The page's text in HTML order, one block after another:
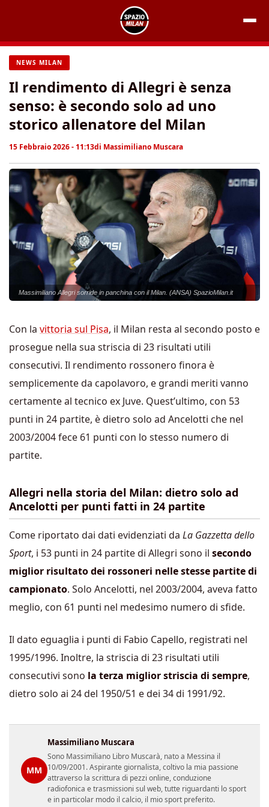
contenuto
NEWS MILAN
Il rendimento di Allegri è senza
senso: è secondo solo ad uno
storico allenatore del Milan
15 Febbraio 2026 - 11:13di Massimiliano Muscara
Massimiliano Allegri sorride in panchina con il Milan. (ANSA) SpazioMilan.it
Con la vittoria sul Pisa, il Milan resta al secondo posto e
prosegue nella sua striscia di 23 risultati utili
consecutivi. Il rendimento rossonero finora è
semplicemente da capolavoro, e grandi meriti vanno
certamente al tecnico ex Juve. Quest’ultimo, con 53
punti in 24 partite, è dietro solo ad Ancelotti che nel
2003/2004 fece 61 punti con lo stesso numero di
partite.
Allegri nella storia del Milan: dietro solo ad
Ancelotti per punti fatti in 24 partite
Come riportato dai dati evidenziati da La Gazzetta dello
Sport, i 53 punti in 24 partite di Allegri sono il secondo
miglior risultato dei rossoneri nelle stesse partite di
campionato. Solo Ancelotti, nel 2003/2004, aveva fatto
meglio, con 61 punti nel medesimo numero di sfide.
Il dato eguaglia i punti di Fabio Capello, registrati nel
1995/1996. Inoltre, la striscia di 23 risultati utili
consecutivi sono la terza miglior striscia di sempre,
dietro solo ai 24 del 1950/51 e dei 34 di 1991/92.
MM
Massimiliano Muscara
Sono Massimiliano Libro Muscarà, nato a Messina il
10/09/2001. Aspirante giornalista, coltivo la mia passione
attraverso la scrittura di pezzi online, conduzione
radiofonica e trasmissioni sul web, tutte riguardanti lo sport
e in particolar modo il calcio, il mio sport preferito.